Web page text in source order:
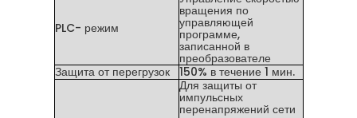
PLC- режим
вращения по
управляющей
программе,
записанной в
преобразователе
Защита от перегрузок
150% в течение 1 мин.
Для защиты от
импульсных
перенапряжений сети